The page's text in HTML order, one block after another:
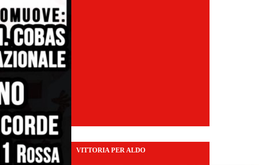
VITTORIA PER ALDO